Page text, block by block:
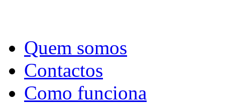
Quem somos
Contactos
Como funciona